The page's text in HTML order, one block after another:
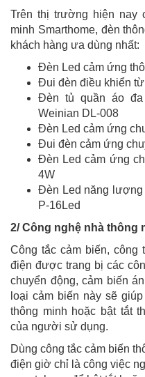
Trên thị trường hiện nay
minh Smarthome, đèn
khách hàng ưa dùng nhất:
Đèn Led cảm ứng
Đui đèn điều khiển
Đèn tủ quần áo đa
Weinian DL-008
Đèn Led cảm ứng
Đui đèn cảm ứng
Đèn Led cảm ứng
4W
Đèn Led năng lượng
P-16Led
2/ Công nghệ nhà thông
Công tắc cảm biến, công
điện được trang bị các
chuyển động, cảm biến
loại cảm biến này sẽ
thông minh hoặc bật tắt
của người sử dụng.
Dùng công tắc cảm biến
điện giờ chỉ là công việc